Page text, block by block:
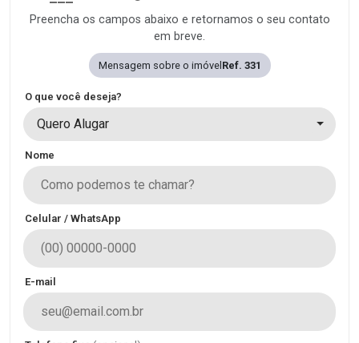
Preencha os campos abaixo e retornamos o seu contato
em breve.
Mensagem sobre o imóvelRef. 331
O que você deseja?
Quero Alugar
Nome
Celular / WhatsApp
E-mail